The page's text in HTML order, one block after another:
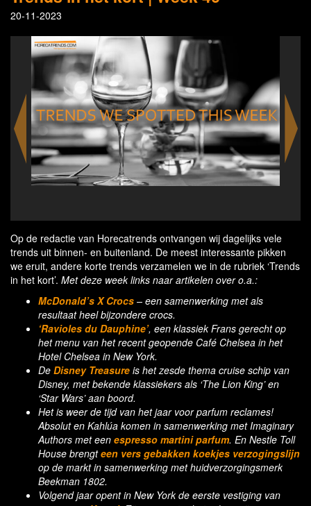
20-11-2023
Op de redactie van Horecatrends ontvangen wij dagelijks vele
trends uit binnen- en buitenland. De meest interessante pikken
we eruit, andere korte trends verzamelen we in de rubriek ‘Trends
in het kort’. Met deze week links naar artikelen over o.a.:
McDonald’s X Crocs – een samenwerking met als
resultaat heel bijzondere crocs.
‘Ravioles du Dauphine’, een klassiek Frans gerecht op
het menu van het recent geopende Café Chelsea in het
Hotel Chelsea in New York.
De Disney Treasure is het zesde thema cruise schip van
Disney, met bekende klassiekers als ‘The Lion King’ en
‘Star Wars’ aan boord.
Het is weer de tijd van het jaar voor parfum reclames!
Absolut en Kahlúa komen in samenwerking met Imaginary
Authors met een espresso martini parfum. En Nestle Toll
House brengteen vers gebakken koekjes verzogingslijn
op de markt in samenwerking met huidverzorgingsmerk
Beekman 1802.
Volgend jaar opent in New York de eerste vestiging van